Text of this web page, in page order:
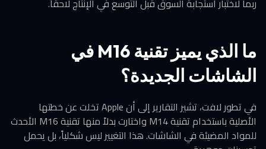
ربما لاختبار استجابة السوق قبل التوسع في الإنتاج لاحقاً.
ما الذي يميز تقنية M16 في
الشاشات الجديدة؟
في تطور لافت، تشير التقارير إلى أن Apple تخلت عن خطتها
الأصلية باستخدام تقنية M14 واختارت بدلاً منها تقنية M16 الأحدث
للمواد المضيئة في الشاشات. هذا التغيير ليس شكلياً، بل يحمل